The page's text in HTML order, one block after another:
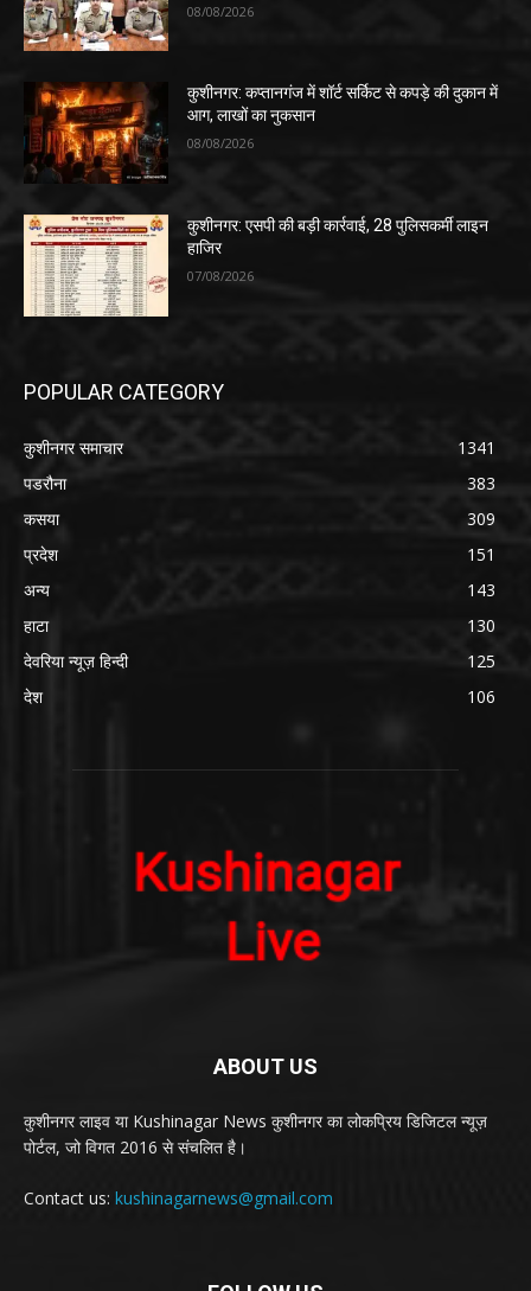
08/08/2026
कुशीनगर: कप्तानगंज में शॉर्ट सर्किट से कपड़े की दुकान में
आग, लाखों का नुकसान
08/08/2026
कुशीनगर: एसपी की बड़ी कार्रवाई, 28 पुलिसकर्मी लाइन
हाजिर
07/08/2026
POPULAR CATEGORY
कुशीनगर समाचार
1341
पडरौना
383
कसया
309
प्रदेश
151
अन्य
143
हाटा
130
देवरिया न्यूज़ हिन्दी
125
देश
106
ABOUT US
कुशीनगर लाइव या Kushinagar News कुशीनगर का लोकप्रिय डिजिटल न्यूज़
पोर्टल, जो विगत 2016 से संचलित है।
Contact us: kushinagarnews@gmail.com